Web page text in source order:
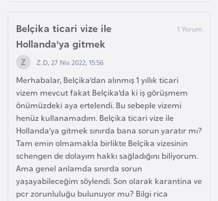
Belçika ticari vize ile
Hollanda'ya gitmek
Z.D, 27 Nis 2022, 15:56
Merhabalar, Belçika’dan alınmış 1 yıllık ticari
vizem mevcut fakat Belçika’da ki iş görüşmem
önümüzdeki aya ertelendi. Bu sebeple vizemi
henüz kullanamadım. Belçika ticari vize ile
Hollanda’ya gitmek sınırda bana sorun yaratır mı?
Tam emin olmamakla birlikte Belçika vizesinin
schengen de dolayım hakkı sağladığını biliyorum.
Ama genel anlamda sınırda sorun
yaşayabileceğim söylendi. Son olarak karantina ve
pcr zorunluluğu bulunuyor mu? Bilgi rica
G
a
n
a
G
i
n
e
B
i
s